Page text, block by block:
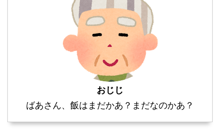
おじじ
ばあさん、飯はまだかあ？まだなのかあ？